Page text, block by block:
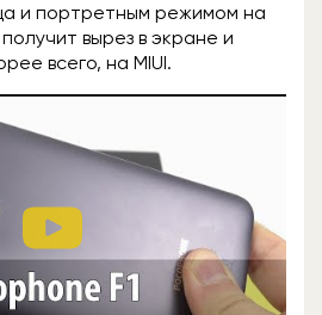
и портретным режимом на
вырез в экране и
всего, на MIUI.